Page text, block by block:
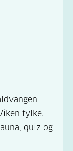
fylke.
quiz og